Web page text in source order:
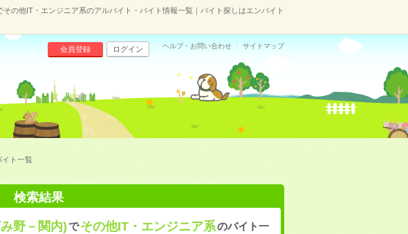
の他IT・エンジニア系のアルバイト・バイト情報一覧｜バイト探しはエンバイト
会員登録 ログイン ヘルプ・お問い合わせ サイトマップ
ト一覧
検索結果
野－関内)で その他IT・エンジニア系のバイト一